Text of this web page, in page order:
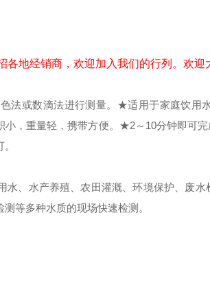
地经销商，欢迎加入我们的行列。欢迎
法或数滴法进行测量。 ★适用于家庭饮用
，重量轻，携带方便。 ★2～10分钟即可完
水、水产养殖、农田灌溉、环境保护、废
等多种水质的现场快速检测。